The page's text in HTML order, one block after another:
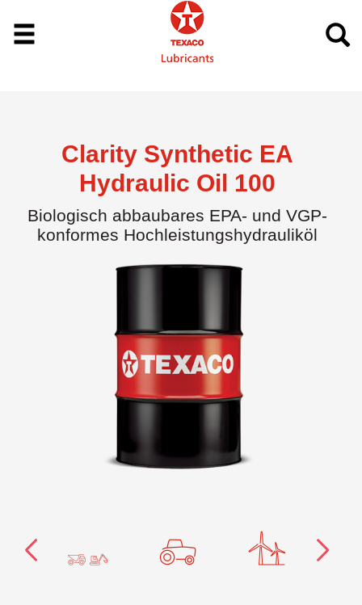
Clarity Synthetic EA
Hydraulic Oil 100
Biologisch abbaubares EPA- und VGP-
konformes Hochleistungshydrauliköl